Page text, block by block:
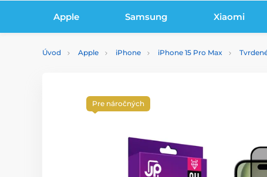
Apple Samsung Xiaomi
Úvod Apple iPhone iPhone 15 Pro Max
Pre náročných